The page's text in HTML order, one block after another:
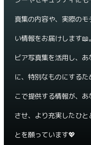
真集の内容や、実際の
い情報をお届けします
ビア写真集を活用し、
に、特別なものにする
こで提供する情報が、
させ、より充実したひ
とを願っています💖